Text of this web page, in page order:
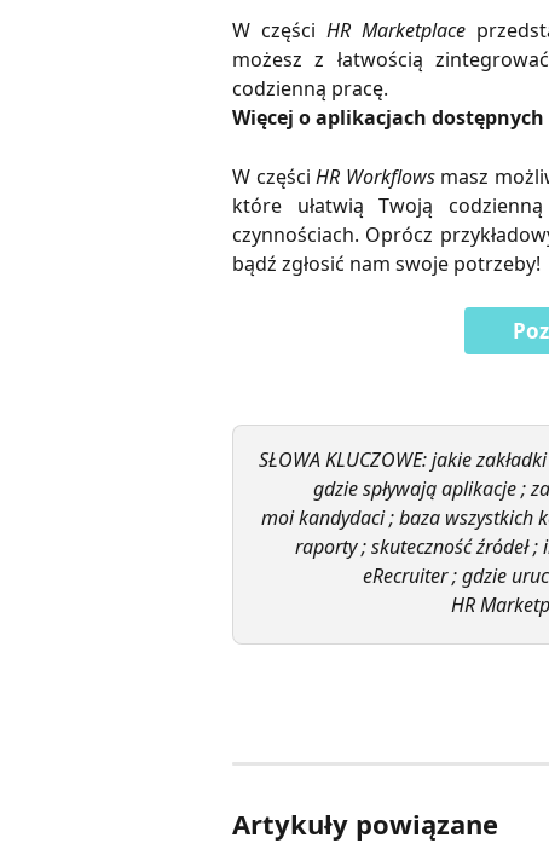
W części HR Marketplace
możesz z łatwością
codzienną pracę.
Więcej o aplikacjach
W części HR Workflowsmasz
które ułatwią Twoją
czynnościach. Oprócz
bądź zgłosić nam swoje potrzeby!
SŁOWA KLUCZOWE: jakie
gdzie spływają aplikacje ;
moi kandydaci ; baza wszystkich
raporty ; skuteczność źródeł
eRecruiter ; gdzie
HR
Artykuły powiązane